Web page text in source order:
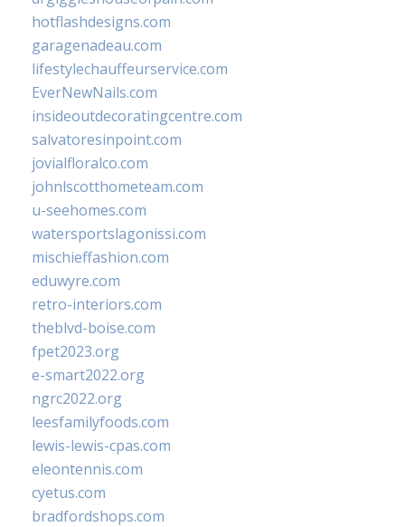
hotflashdesigns.com
garagenadeau.com
lifestylechauffeurservice.com
EverNewNails.com
insideoutdecoratingcentre.com
salvatoresinpoint.com
jovialfloralco.com
johnlscotthometeam.com
u-seehomes.com
watersportslagonissi.com
mischieffashion.com
eduwyre.com
retro-interiors.com
theblvd-boise.com
fpet2023.org
e-smart2022.org
ngrc2022.org
leesfamilyfoods.com
lewis-lewis-cpas.com
eleontennis.com
cyetus.com
bradfordshops.com